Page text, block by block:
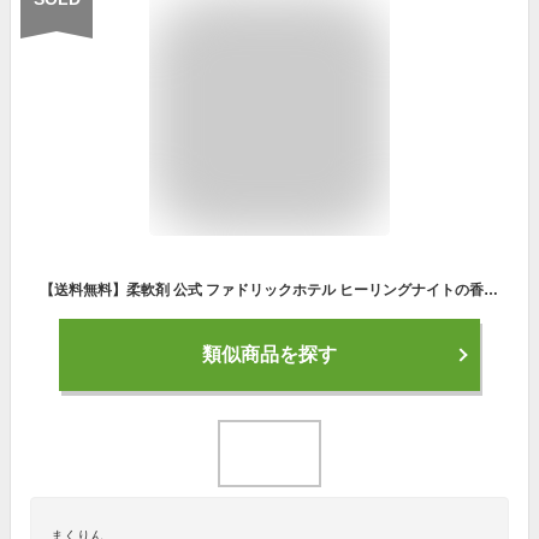
【送料無料】柔軟剤 公式 ファドリックホテル ヒーリングナイトの香り 本体 500mL + 詰替(2倍) 800ml セット FADRIC HOTEL ランドリー 洗濯 夜時間 リラックスタイム ファブリック 高級 香り おしゃれ ボトル ホテル スイート
類似商品を探す
まくりん